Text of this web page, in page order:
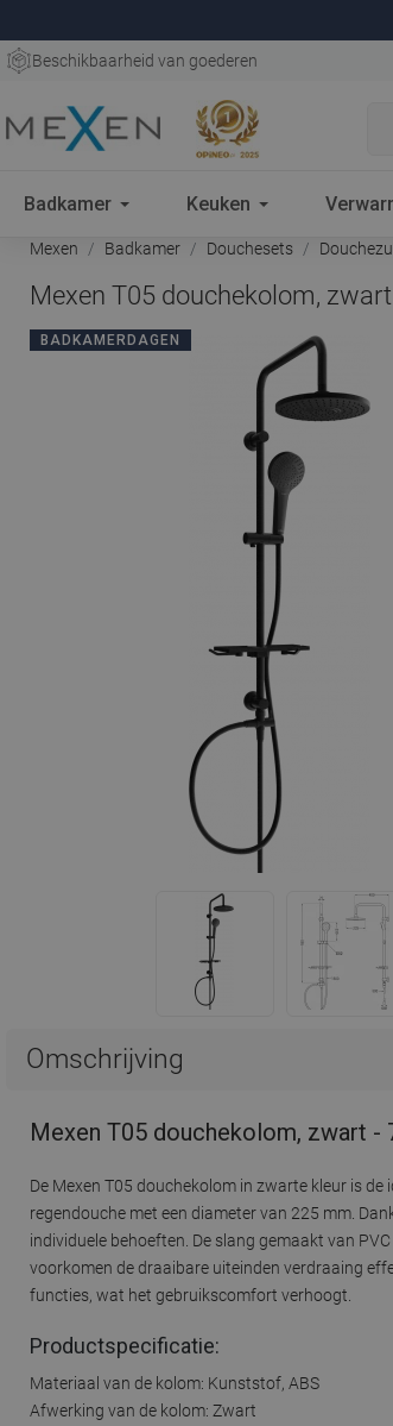
Beschikbaarheid van goederen
Badkamer Keuken
Mexen Badkamer Douchesets
Mexen T05 douchekolom,
BADKAMERDAGEN
Omschrijving
Mexen T05 douchekolom, zwart -
De Mexen T05 douchekolom in zwarte kleur is
regendouche met een diameter van 225 mm.
individuele behoeften. De slang gemaakt van
voorkomen de draaibare uiteinden verdraaing
functies, wat het gebruikscomfort verhoogt.
Productspecificatie:
Materiaal van de kolom: Kunststof, ABS
Afwerking van de kolom: Zwart